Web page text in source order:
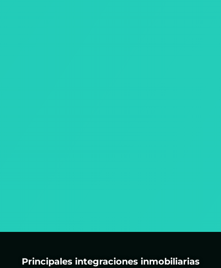
Principales integraciones inmobiliarias